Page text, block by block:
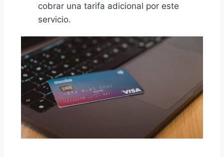
cobrar una tarifa adicional por este
servicio.